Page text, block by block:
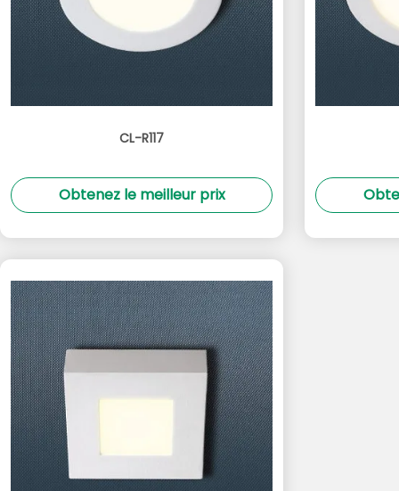
CL-R117
Obtenez le meilleur prix